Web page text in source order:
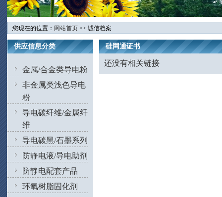
您现在的位置： 网站首页 >> 诚信档案
供应信息分类
金属/合金类导电粉
非金属类浅色导电
粉
导电碳纤维/金属纤
维
导电碳黑/石墨系列
防静电液/导电助剂
防静电配套产品
环氧树脂固化剂
硅网通证书
还没有相关链接